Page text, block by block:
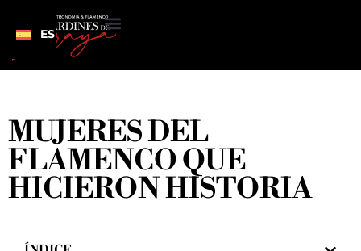
ES
MUJERES DEL
FLAMENCO QUE
HICIERON HISTORIA